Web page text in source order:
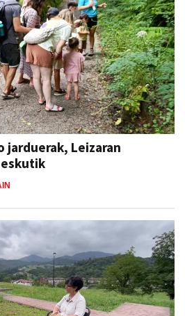
jarduerak, Leizaran